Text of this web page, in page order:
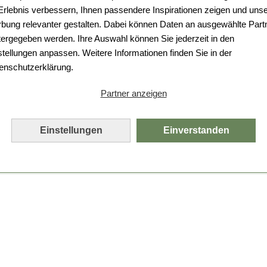
verbessern, Ihnen passendere Inspirationen zeigen und
relevanter gestalten. Dabei können Daten an ausgewählte
werden. Ihre Auswahl können Sie jederzeit in den
anpassen. Weitere Informationen finden Sie in der
Partner anzeigen
Einstellungen Einverstanden
Da ist etwas schiefgelaufen.
Leider ist ein technischer Fehler aufgetreten.
Bitte laden Sie die Seite neu.